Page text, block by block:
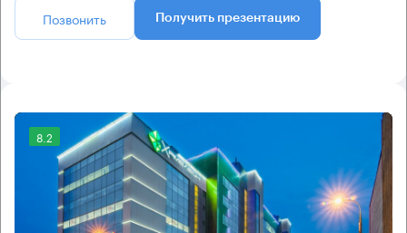
Позвонить Получить презентацию
8.2